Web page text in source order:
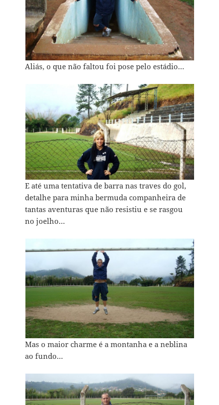
Aliás, o que não faltou foi pose pelo estádio…
E até uma tentativa de barra nas traves do gol,
detalhe para minha bermuda companheira de
tantas aventuras que não resistiu e se rasgou
no joelho…
Mas o maior charme é a montanha e a neblina
ao fundo…